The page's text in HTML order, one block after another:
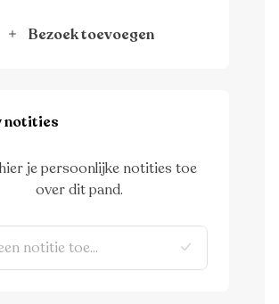
Bezoek toevoegen
notities
je persoonlijke notities toe
over dit pand.